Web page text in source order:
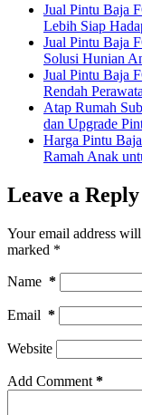
Jual Pintu Baja
Lebih Siap
Jual Pintu Baja
Solusi Hunian
Jual Pintu Baja
Rendah
Atap Rumah
dan Upgrade
Harga Pintu
Ramah Anak
Leave a Reply
Your email address
marked *
Name *
Email *
Website
Add Comment *